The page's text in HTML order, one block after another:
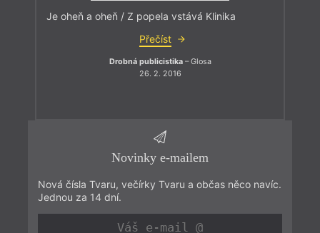
Je oheň a oheň / Z popela vstává Klinika
Přečíst
Drobná publicistika– Glosa
26. 2. 2016
Novinky e-mailem
Nová čísla Tvaru, večírky Tvaru a občas něco navíc.
Jednou za 14 dní.